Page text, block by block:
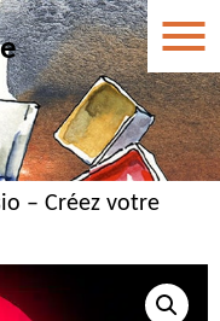
– Créez votre